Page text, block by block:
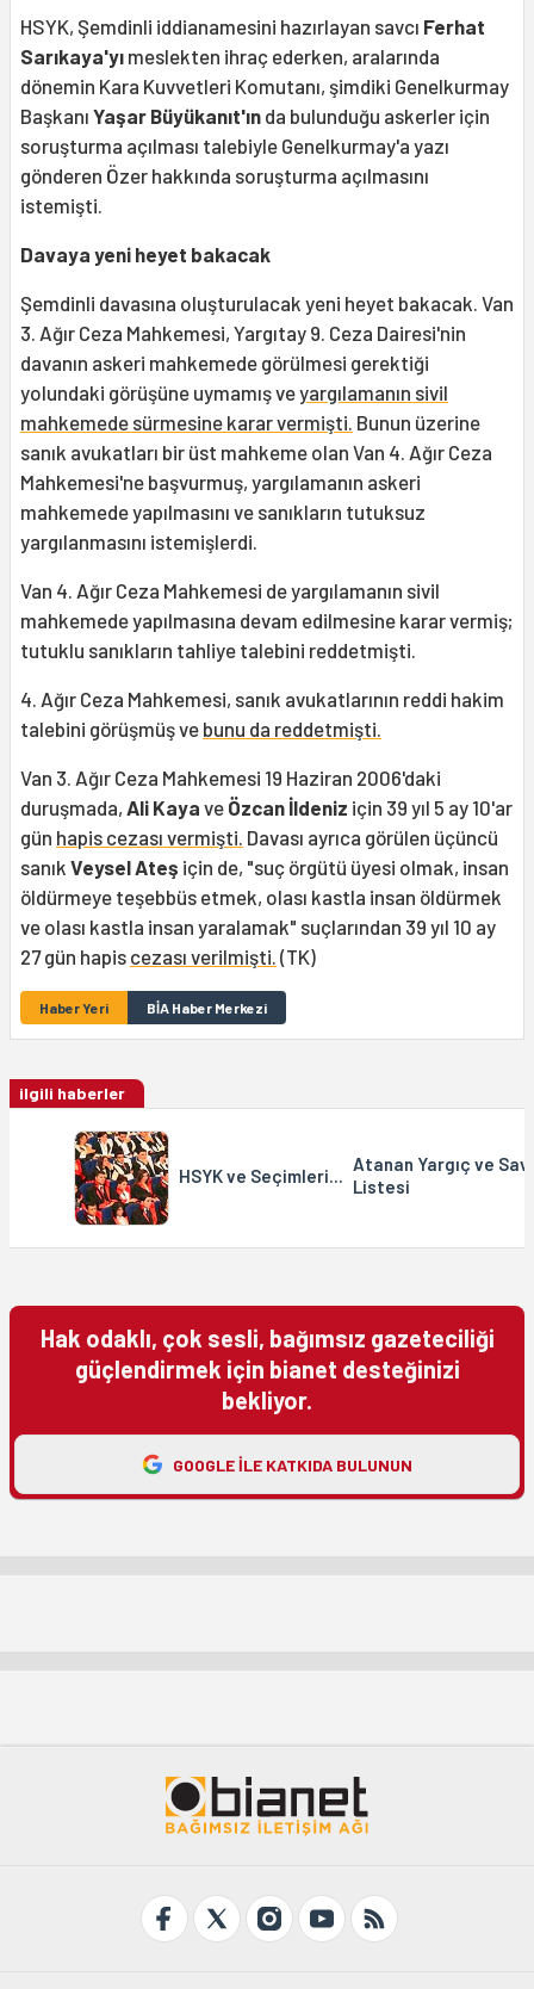
HSYK, Şemdinli iddianamesini hazırlayan savcı Ferhat
Sarıkaya'yı meslekten ihraç ederken, aralarında
dönemin Kara Kuvvetleri Komutanı, şimdiki Genelkurmay
Başkanı Yaşar Büyükanıt'ın da bulunduğu askerler için
soruşturma açılması talebiyle Genelkurmay'a yazı
gönderen Özer hakkında soruşturma açılmasını
istemişti.
Davaya yeni heyet bakacak
Şemdinli davasına oluşturulacak yeni heyet bakacak. Van
3. Ağır Ceza Mahkemesi, Yargıtay 9. Ceza Dairesi'nin
davanın askeri mahkemede görülmesi gerektiği
yolundaki görüşüne uymamış veyargılamanın sivil
mahkemede sürmesine karar vermişti. Bunun üzerine
sanık avukatları bir üst mahkeme olan Van 4. Ağır Ceza
Mahkemesi'ne başvurmuş, yargılamanın askeri
mahkemede yapılmasını ve sanıkların tutuksuz
yargılanmasını istemişlerdi.
Van 4. Ağır Ceza Mahkemesi de yargılamanın sivil
mahkemede yapılmasına devam edilmesine karar vermiş;
tutuklu sanıkların tahliye talebini reddetmişti.
4. Ağır Ceza Mahkemesi, sanık avukatlarının reddi hakim
talebini görüşmüş ve bunu da reddetmişti.
Van 3. Ağır Ceza Mahkemesi 19 Haziran 2006'daki
duruşmada, Ali Kaya ve Özcan İldeniz için 39 yıl 5 ay 10'ar
gün hapis cezası vermişti. Davası ayrıca görülen üçüncü
sanık Veysel Ateş için de, "suç örgütü üyesi olmak, insan
öldürmeye teşebbüs etmek, olası kastla insan öldürmek
ve olası kastla insan yaralamak" suçlarından 39 yıl 10 ay
27 gün hapis cezası verilmişti. (TK)
Haber Yeri BİA Haber Merkezi
ilgili haberler
HSYK ve Seçimleri...
Atanan Yargıç ve
Listesi
Hak odaklı, çok sesli, bağımsız gazeteciliği
güçlendirmek için bianet desteğinizi
bekliyor.
GOOGLE ILE KATKIDA BULUNUN